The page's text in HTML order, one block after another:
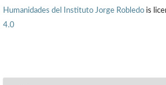
Humanidades del Instituto Jorge Robledo is
4.0